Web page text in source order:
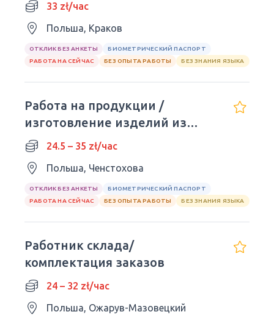
33 zł/час
Польша, Краков
ОТКЛИК БЕЗ АНКЕТЫ
БИОМЕТРИЧЕСКИЙ ПАСПОРТ
РАБОТА НА СЕЙЧАС
БЕЗ ОПЫТА РАБОТЫ БЕЗ ЗНАНИЯ ЯЗЫКА
Работа на продукции /
изготовление изделий из
дерева24.5 – 35 zł/час
Польша, Ченстохова
ОТКЛИК БЕЗ АНКЕТЫ
БИОМЕТРИЧЕСКИЙ ПАСПОРТ
РАБОТА НА СЕЙЧАС
БЕЗ ОПЫТА РАБОТЫ БЕЗ ЗНАНИЯ ЯЗЫКА
Работник склада/
комплектация заказов
24 – 32 zł/час
Польша, Ожарув-Мазовецкий